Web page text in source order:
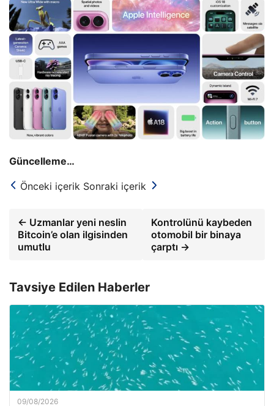
Güncelleme…
Önceki içerik Sonraki içerik
← Uzmanlar yeni neslin
Bitcoin’e olan ilgisinden
umutlu
Kontrolünü kaybeden
otomobil bir binaya
çarptı →
Tavsiye Edilen Haberler
09/08/2026